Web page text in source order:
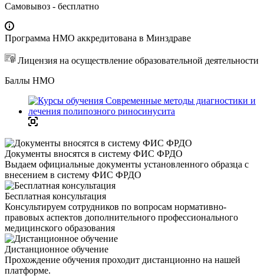
Самовывоз - бесплатно
Программа НМО аккредитована в Минздраве
Лицензия на осуществление образовательной деятельности
Баллы НМО
Документы вносятся в систему ФИС ФРДО
Выдаем официальные документы установленного образца с
внесением в систему ФИС ФРДО
Бесплатная консультация
Консультируем сотрудников по вопросам нормативно-
правовых аспектов дополнительного профессионального
медицинского образования
Дистанционное обучение
Прохождение обучения проходит дистанционно на нашей
платформе.